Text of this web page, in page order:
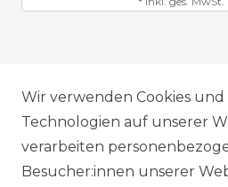
AGB
Wir verwenden Cookies und
Technologien auf unserer
verarbeiten
Besucher:innen unserer